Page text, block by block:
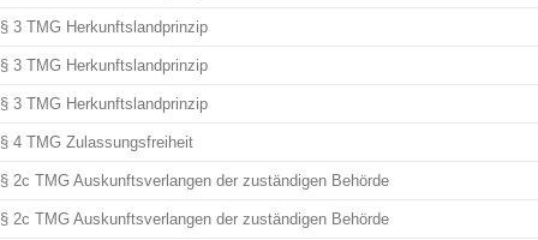
§ 3 TMG Herkunftslandprinzip
§ 3 TMG Herkunftslandprinzip
§ 3 TMG Herkunftslandprinzip
§ 4 TMG Zulassungsfreiheit
§ 2c TMG Auskunftsverlangen der zuständigen Behörde
§ 2c TMG Auskunftsverlangen der zuständigen Behörde